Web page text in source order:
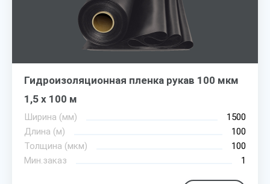
Гидроизоляционная пленка рукав 100 мкм
1,5 х 100 м
Ширина (мм)
1500
Длина (м)
100
Толщина (мкм)
100
Мин.заказ
1